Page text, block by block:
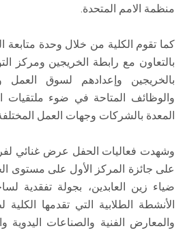
منظمة الامم المتحدة.
كما تقوم الكلية من خلال وحدة متابعة
بالتعاون مع رابطة الخريجين ومركز
بالخريجين وإعدادهم لسوق
والوظائف المتاحة في ضوء ملتقيات
المعدة بالشركات وجهات العمل
وشهدت فعاليات الحفل عرض غنائي
على جائزة المركز الأول على مستوى
ضياء زين العابدين، بجولة تفقدية
الأنشطة الطلابية التي تقدمها الكلية
والمعارض الفنية والصناعات اليدوية